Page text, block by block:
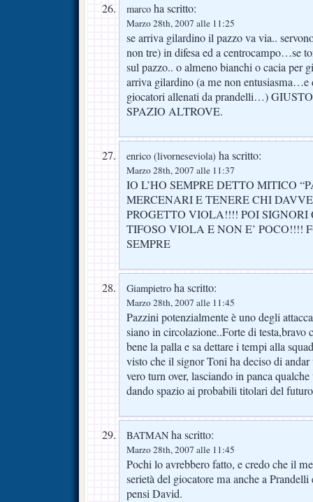
marco ha scritto:
Marzo 28th, 2007 alle 11:25
se arriva gilardino il pazzo va via..
non tre) in difesa ed a centrocampo…se
sul pazzo.. o almeno bianchi o cacia per
arriva gilardino (a me non entusiasma…e
giocatori allenati da prandelli…)
SPAZIO ALTROVE.
enrico (livorneseviola) ha scritto:
Marzo 28th, 2007 alle 11:37
IO L’HO SEMPRE DETTO MITICO
MERCENARI E TENERE CHI
PROGETTO VIOLA!!!! POI SIGNORI
TIFOSO VIOLA E NON E’ POCO!!!!
SEMPRE
Giampietro ha scritto:
Marzo 28th, 2007 alle 11:45
Pazzini potenzialmente è uno degli
siano in circolazione..Forte di testa,bravo
bene la palla e sa dettare i tempi alla
visto che il signor Toni ha deciso di
vero turn over, lasciando in panca
dando spazio ai probabili titolari del
BATMAN ha scritto:
Marzo 28th, 2007 alle 11:45
Pochi lo avrebbero fatto, e credo che il
serietà del giocatore ma anche a Prandelli
pensi David.